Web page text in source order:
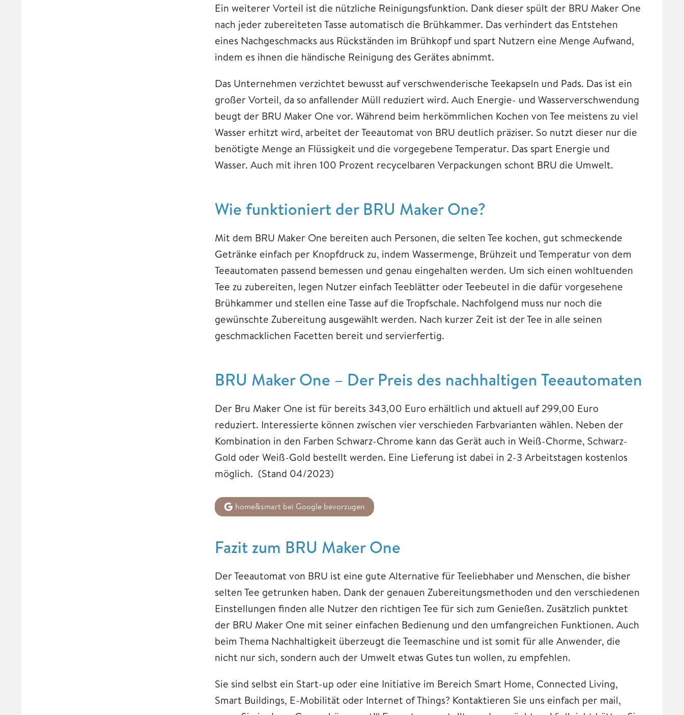
Ein weiterer Vorteil ist die nützliche Reinigungsfunktion. Dank dieser spült der BRU Maker One
nach jeder zubereiteten Tasse automatisch die Brühkammer. Das verhindert das Entstehen
eines Nachgeschmacks aus Rückständen im Brühkopf und spart Nutzern eine Menge Aufwand,
indem es ihnen die händische Reinigung des Gerätes abnimmt.
Das Unternehmen verzichtet bewusst auf verschwenderische Teekapseln und Pads. Das ist ein
großer Vorteil, da so anfallender Müll reduziert wird. Auch Energie- und Wasserverschwendung
beugt der BRU Maker One vor. Während beim herkömmlichen Kochen von Tee meistens zu viel
Wasser erhitzt wird, arbeitet der Teeautomat von BRU deutlich präziser. So nutzt dieser nur die
benötigte Menge an Flüssigkeit und die vorgegebene Temperatur. Das spart Energie und
Wasser. Auch mit ihren 100 Prozent recycelbaren Verpackungen schont BRU die Umwelt.
Wie funktioniert der BRU Maker One?
Mit dem BRU Maker One bereiten auch Personen, die selten Tee kochen, gut schmeckende
Getränke einfach per Knopfdruck zu, indem Wassermenge, Brühzeit und Temperatur von dem
Teeautomaten passend bemessen und genau eingehalten werden. Um sich einen wohltuenden
Tee zu zubereiten, legen Nutzer einfach Teeblätter oder Teebeutel in die dafür vorgesehene
Brühkammer und stellen eine Tasse auf die Tropfschale. Nachfolgend muss nur noch die
gewünschte Zubereitung ausgewählt werden. Nach kurzer Zeit ist der Tee in alle seinen
geschmacklichen Facetten bereit und servierfertig.
BRU Maker One – Der Preis des nachhaltigen Teeautomaten
Der Bru Maker One ist für bereits 343,00 Euro erhältlich und aktuell auf 299,00 Euro
reduziert. Interessierte können zwischen vier verschieden Farbvarianten wählen. Neben der
Kombination in den Farben Schwarz-Chrome kann das Gerät auch in Weiß-Chorme, Schwarz-
Gold oder Weiß-Gold bestellt werden. Eine Lieferung ist dabei in 2-3 Arbeitstagen kostenlos
möglich. (Stand 04/2023)
home&smart bei Google bevorzugen
Fazit zum BRU Maker One
Der Teeautomat von BRU ist eine gute Alternative für Teeliebhaber und Menschen, die bisher
selten Tee getrunken haben. Dank der genauen Zubereitungsmethoden und den verschiedenen
Einstellungen finden alle Nutzer den richtigen Tee für sich zum Genießen. Zusätzlich punktet
der BRU Maker One mit seiner einfachen Bedienung und den umfangreichen Funktionen. Auch
beim Thema Nachhaltigkeit überzeugt die Teemaschine und ist somit für alle Anwender, die
nicht nur sich, sondern auch der Umwelt etwas Gutes tun wollen, zu empfehlen.
Sie sind selbst ein Start-up oder eine Initiative im Bereich Smart Home, Connected Living,
Smart Buildings, E-Mobilität oder Internet of Things? Kontaktieren Sie uns einfach per mail,